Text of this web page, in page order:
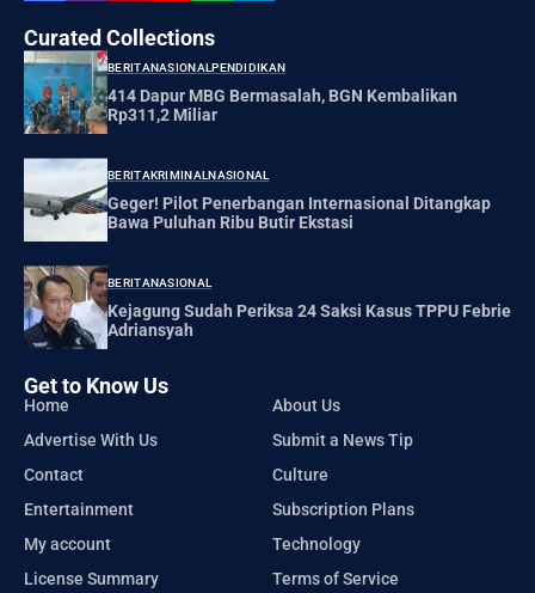
Curated Collections
BERITANASIONALPENDIDIKAN
414 Dapur MBG Bermasalah, BGN Kembalikan
Rp311,2 Miliar
BERITAKRIMINALNASIONAL
Geger! Pilot Penerbangan Internasional Ditangkap
Bawa Puluhan Ribu Butir Ekstasi
BERITANASIONAL
Kejagung Sudah Periksa 24 Saksi Kasus TPPU Febrie
Adriansyah
Get to Know Us
Home
About Us
Advertise With Us
Submit a News Tip
Contact
Culture
Entertainment
Subscription Plans
My account
Technology
License Summary
Terms of Service